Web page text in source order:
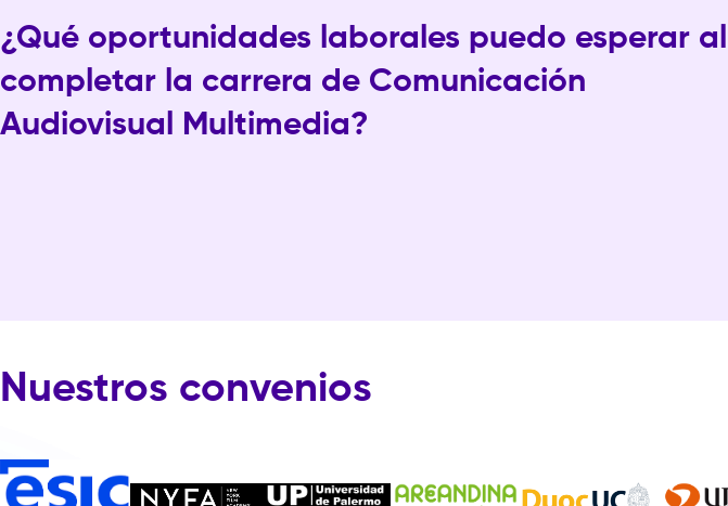
¿Qué oportunidades laborales puedo esperar al
completar la carrera de Comunicación
Audiovisual Multimedia?
Nuestros convenios